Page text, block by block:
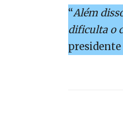
“Além
dificulta o
presidente